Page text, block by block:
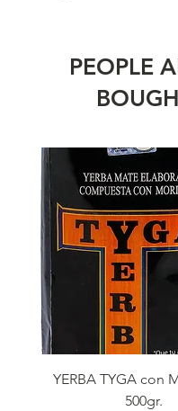
PEOPLE
YERBA TYGA con
500gr.